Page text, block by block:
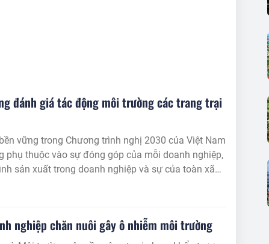
đánh giá tác động môi trường các trang trại
vững trong Chương trình nghị 2030 của Việt Nam
phụ thuộc vào sự đóng góp của mỗi doanh nghiệp,
sản xuất trong doanh nghiệp và sự của toàn xã
nếu ô nhiễm không được
nghiệp chăn nuôi gây ô nhiễm môi trường